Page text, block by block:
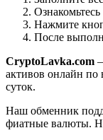
Нажмите
После
CryptoLavka.com
активов онлайн по
суток.
Наш обменник
фиатные валюты.